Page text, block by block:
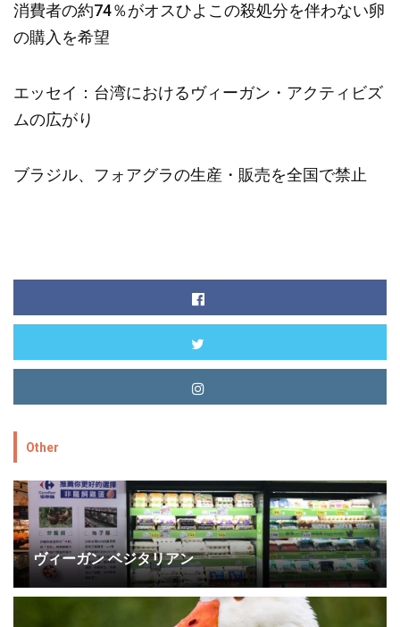
消費者の約74％がオスひよこの殺処分を伴わない卵
の購入を希望
エッセイ：台湾におけるヴィーガン・アクティビズ
ムの広がり
ブラジル、フォアグラの生産・販売を全国で禁止
Other
ヴィーガン ベジタリアン